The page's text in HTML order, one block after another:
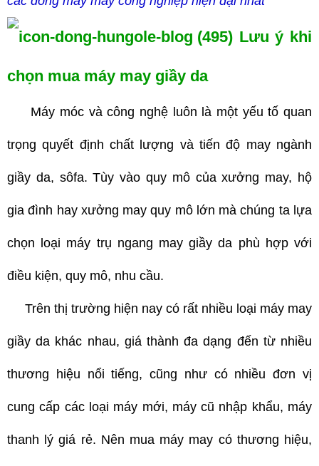
Lưu ý khi
chọn mua máy may giầy da
Máy móc và công nghệ luôn là một yếu tố quan
trọng quyết định chất lượng và tiến độ may ngành
giầy da, sôfa. Tùy vào quy mô của xưởng may, hộ
gia đình hay xưởng may quy mô lớn mà chúng ta lựa
chọn loại máy trụ ngang may giầy da phù hợp với
điều kiện, quy mô, nhu cầu.
Trên thị trường hiện nay có rất nhiều loại máy may
giầy da khác nhau, giá thành đa dạng đến từ nhiều
thương hiệu nổi tiếng, cũng như có nhiều đơn vị
cung cấp các loại máy mới, máy cũ nhập khẩu, máy
thanh lý giá rẻ. Nên mua máy may có thương hiệu,